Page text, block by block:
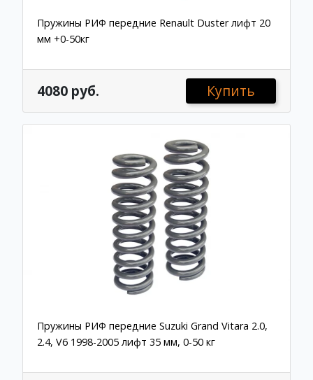
Пружины РИФ передние Renault Duster лифт 20
мм +0-50кг
4080 руб. Купить
Пружины РИФ передние Suzuki Grand Vitara 2.0,
2.4, V6 1998-2005 лифт 35 мм, 0-50 кг